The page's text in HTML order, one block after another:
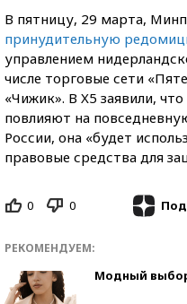
В пятницу, 29 марта,
принудительную
управлением
числе торговые сети
«Чижик». В X5 заявили,
повлияют на
России, она «будет
правовые средства для
0 0
РЕКОМЕНДУЕМ:
Модный